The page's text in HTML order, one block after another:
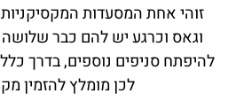
זוהי אחת המסעדות
וגאס וכרגע יש להם כבר שלושה
להיפתח סניפים נוספים, בדרך
לכן מומלץ להזמין